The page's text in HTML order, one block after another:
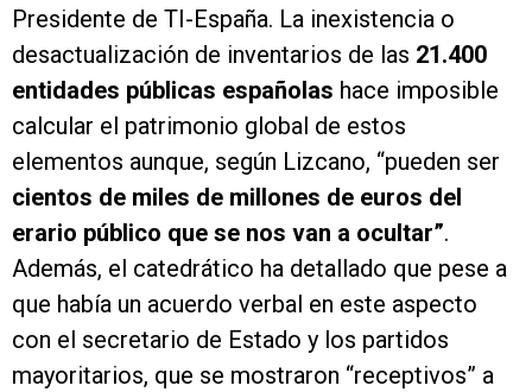
Presidente de TI-España. La inexistencia o
desactualización de inventarios de las 21.400
entidades públicas españolas hace imposible
calcular el patrimonio global de estos
elementos aunque, según Lizcano, “pueden ser
cientos de miles de millones de euros del
erario público que se nos van a ocultar”.
Además, el catedrático ha detallado que pese a
que había un acuerdo verbal en este aspecto
con el secretario de Estado y los partidos
mayoritarios, que se mostraron “receptivos” a